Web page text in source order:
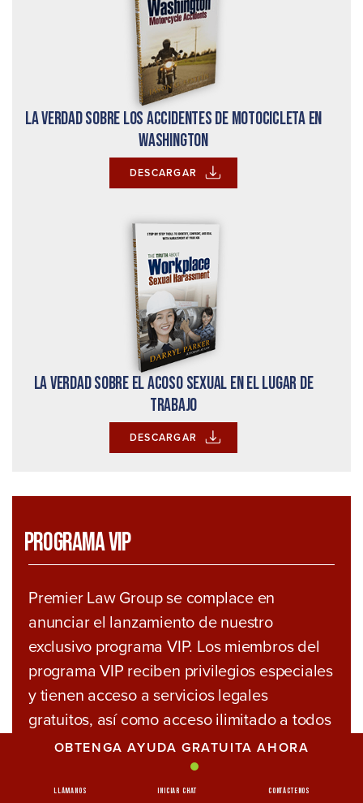
La verdad sobre los accidentes de motocicleta en
Washington
DESCARGAR
La verdad sobre el acoso sexual en el lugar de
trabajo
DESCARGAR
Programa VIP
Premier Law Group se complace en
anunciar el lanzamiento de nuestro
exclusivo programa VIP. Los miembros del
programa VIP reciben privilegios especiales
y tienen acceso a servicios legales
gratuitos, así como acceso ilimitado a todos
los descuentos que ofrecen los socios
comerciales VIP ¡GRATIS!
OBTENGA AYUDA GRATUITA AHORA
Llámanos Iniciar chat Contáctenos